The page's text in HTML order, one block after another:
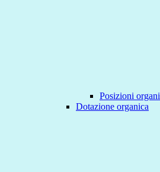
Posizioni
Dotazione organica